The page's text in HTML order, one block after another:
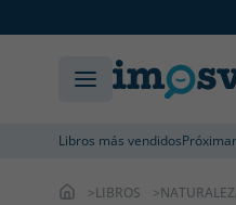
Libros más vendidos
LIBROS